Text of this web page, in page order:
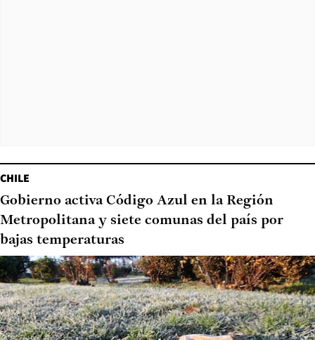
CHILE
Gobierno activa Código Azul en la Región
Metropolitana y siete comunas del país por
bajas temperaturas